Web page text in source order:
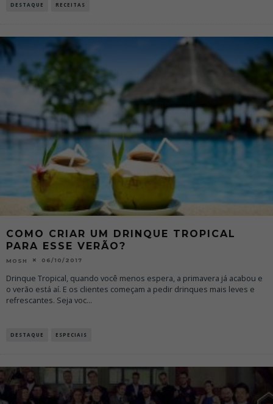
DESTAQUE RECEITAS
COMO CRIAR UM DRINQUE TROPICAL
PARA ESSE VERÃO?
MOSH 06/10/2017
Drinque Tropical, quando você menos espera, a primavera já acabou e
o verão está aí. E os clientes começam a pedir drinques mais leves e
refrescantes. Seja voc...
DESTAQUE ESPECIAIS